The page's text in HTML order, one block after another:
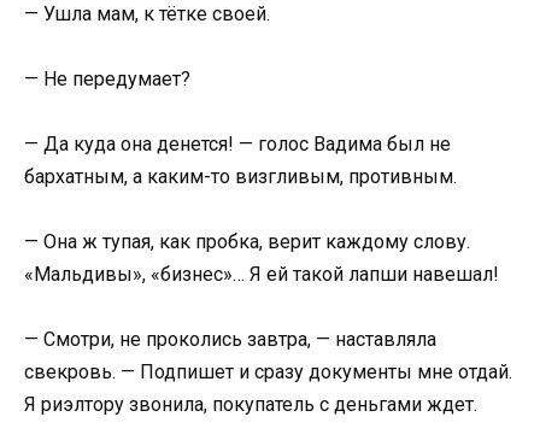
— Ушла мам, к тётке своей.
— Не передумает?
— Да куда она денется! — голос Вадима был не
бархатным, а каким-то визгливым, противным.
— Она ж тупая, как пробка, верит каждому слову.
«Мальдивы», «бизнес»… Я ей такой лапши навешал!
— Смотри, не проколись завтра, — наставляла
свекровь. — Подпишет и сразу документы мне отдай.
Я риэлтору звонила, покупатель с деньгами ждет.